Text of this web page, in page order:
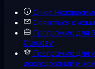
О нас
Связаться с нами
Программа для
Cloudzy
Программа для
исследований и